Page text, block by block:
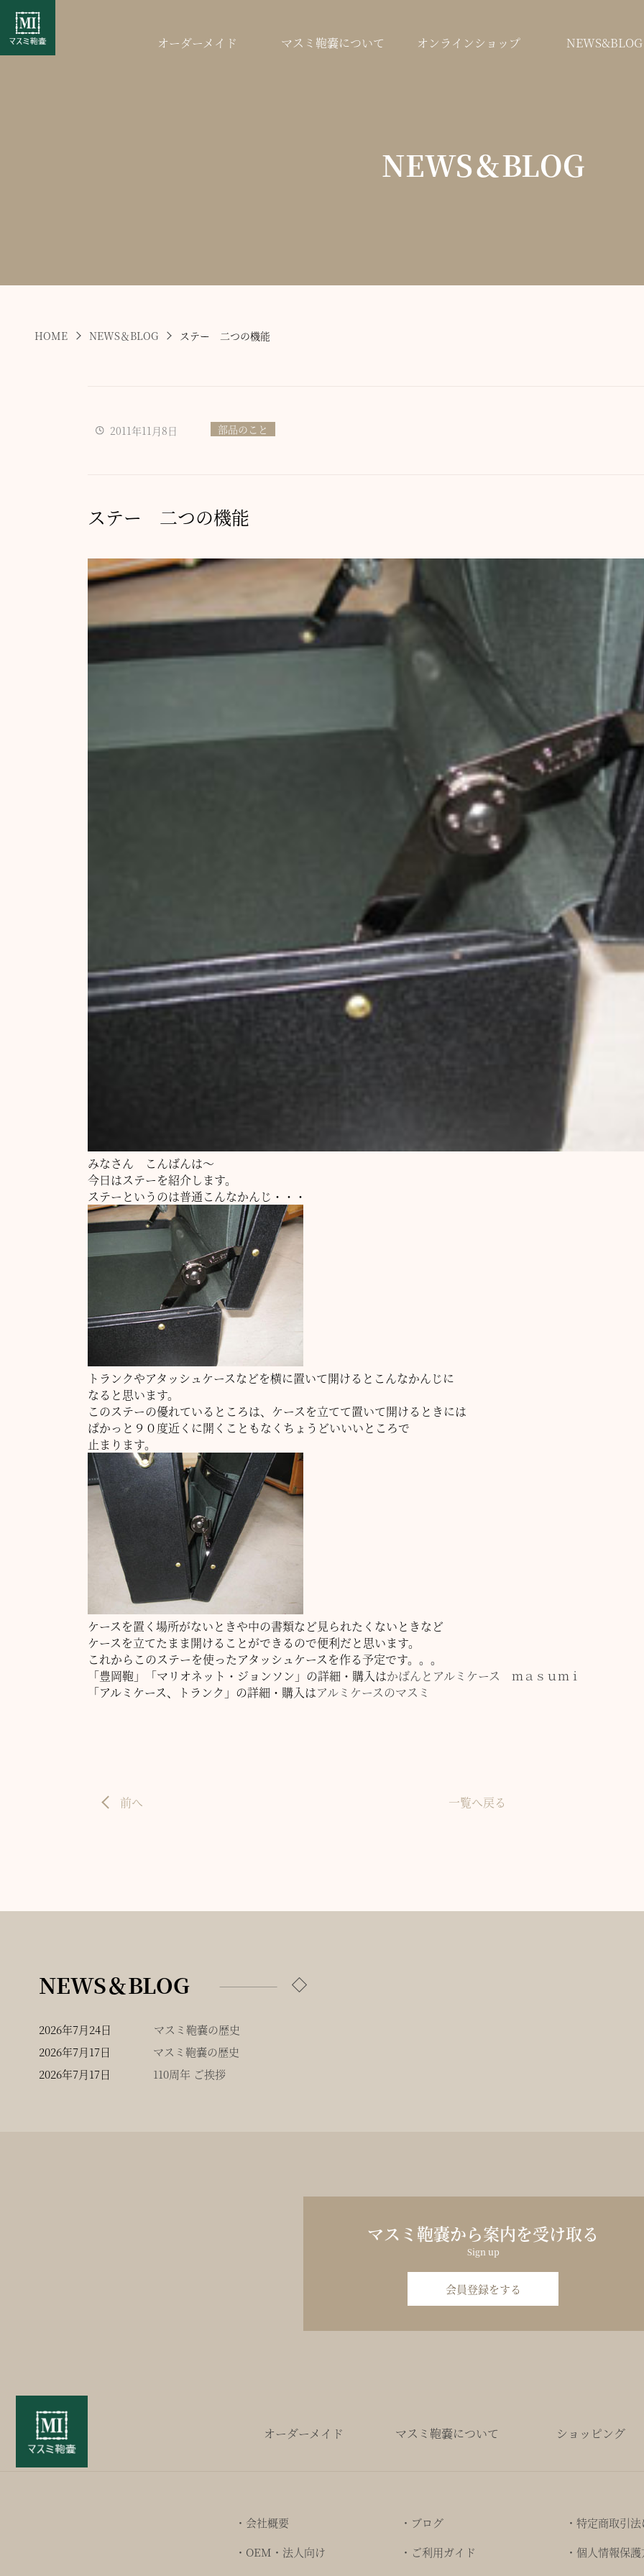
オーダーメイド マスミ鞄嚢について オンラインショップ NEWS&BLOG
NEWS＆BLOG
HOME NEWS＆BLOG ステー 二つの機能
2011年11月8日 部品のこと
ステー 二つの機能
みなさん こんばんは～
今日はステーを紹介します。
ステーというのは普通こんなかんじ・・・
トランクやアタッシュケースなどを横に置いて開けるとこんなかんじに
なると思います。
このステーの優れているところは、ケースを立てて置いて開けるときには
ぱかっと９０度近くに開くこともなくちょうどいいいところで
止まります。
ケースを置く場所がないときや中の書類など見られたくないときなど
ケースを立てたまま開けることができるので便利だと思います。
これからこのステーを使ったアタッシュケースを作る予定です。。。
「豊岡鞄」「マリオネット・ジョンソン」の詳細・購入はかばんとアルミケース ｍａｓｕｍｉ
「アルミケース、トランク」の詳細・購入はアルミケースのマスミ
前へ 一覧へ戻る
NEWS＆BLOG
2026年7月24日
マスミ鞄嚢の歴史
2026年7月17日
マスミ鞄嚢の歴史
2026年7月17日
110周年 ご挨拶
マスミ鞄嚢から案内を受け取る
Sign up
会員登録をする
オーダーメイド マスミ鞄嚢について ショッピング
・会社概要 ・ブログ
・特定商取引
・OEM・法人向け
・ご利用ガイド ・個人情報保